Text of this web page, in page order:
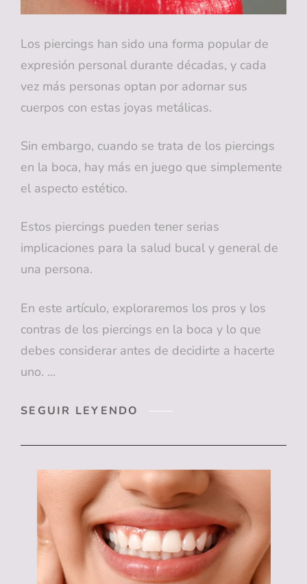
Los piercings han sido una forma popular de
expresión personal durante décadas, y cada
vez más personas optan por adornar sus
cuerpos con estas joyas metálicas.
Sin embargo, cuando se trata de los piercings
en la boca, hay más en juego que simplemente
el aspecto estético.
Estos piercings pueden tener serias
implicaciones para la salud bucal y general de
una persona.
En este artículo, exploraremos los pros y los
contras de los piercings en la boca y lo que
debes considerar antes de decidirte a hacerte
uno. …
SEGUIR LEYENDO
LOS
BOCA:
¿MODA
O
RIESGO
PARA
TU
SALUD
BUCAL?